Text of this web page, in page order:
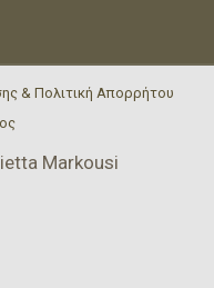
& Πολιτική Απορρήτου
Markousi